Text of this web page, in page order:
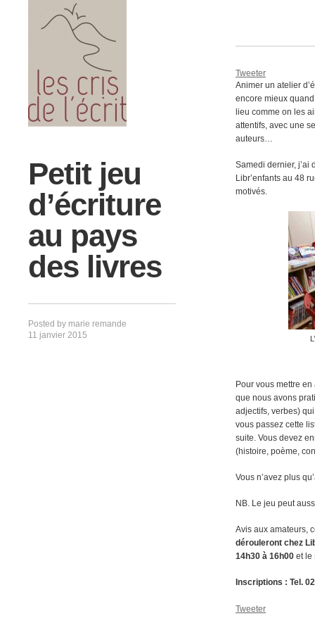
Petit jeu
d’écriture
au pays
des livres
Posted by marie remande
11 janvier 2015
Tweeter
Animer un atelier
encore mieux
lieu comme on les
attentifs, avec une
auteurs…
Samedi dernier, j’ai
Libr’enfants au 48
motivés.
Pour vous mettre
que nous avons
adjectifs, verbes)
vous passez cette
suite. Vous devez
(histoire, poème,
Vous n’avez plus
NB. Le jeu peut
Avis aux amateurs,
dérouleront chez
14h30 à 16h00 et le
Inscriptions : Tel.
Tweeter